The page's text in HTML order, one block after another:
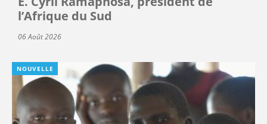
l’Afrique du Sud
06 Août 2026
NOUVELLE